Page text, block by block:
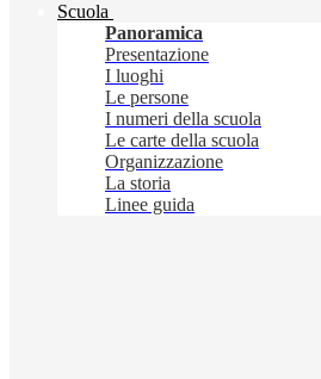
Scuola
Panoramica
Presentazione
I luoghi
Le persone
I numeri della scuola
Le carte della scuola
Organizzazione
La storia
Linee guida